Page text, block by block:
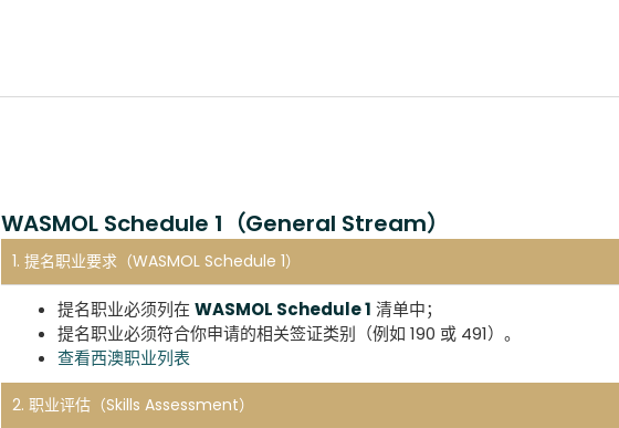
WASMOL Schedule 1（General Stream）
1. 提名职业要求（WASMOL Schedule 1）
提名职业必须列在WASMOL Schedule 1 清单中；
提名职业必须符合你申请的相关签证类别（例如 190 或 491）。
查看西澳职业列表
2. 职业评估（Skills Assessment）